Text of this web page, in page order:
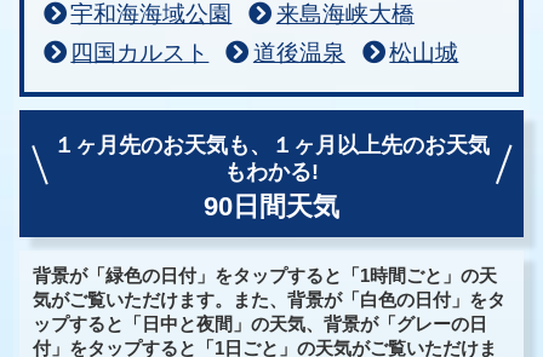
宇和海海域公園
来島海峡大橋
四国カルスト
道後温泉 松山城
１ヶ月先のお天気も、
１ヶ月以上先のお天気
もわかる!
90日間天気
背景が「緑色の日付」をタップすると「1時間ごと」の天
気がご覧いただけます。また、背景が「白色の日付」をタ
ップすると「日中と夜間」の天気、背景が「グレーの日
付」をタップすると「1日ごと」の天気がご覧いただけま